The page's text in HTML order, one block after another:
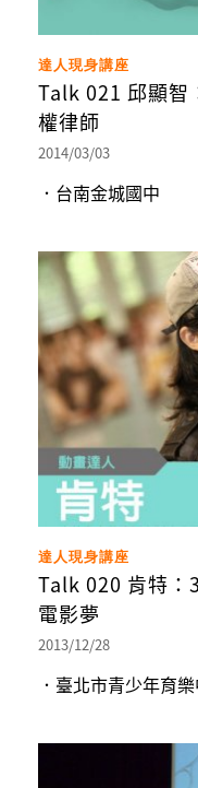
達人現身講座
Talk 021 邱顯智
權律師
2014/03/03
．台南金城國中
達人現身講座
Talk 020 肯特：
電影夢
2013/12/28
．臺北市青少年育